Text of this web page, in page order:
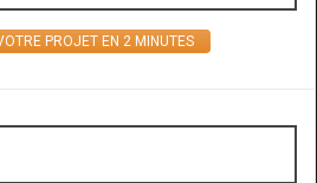
PROJET EN 2 MINUTES